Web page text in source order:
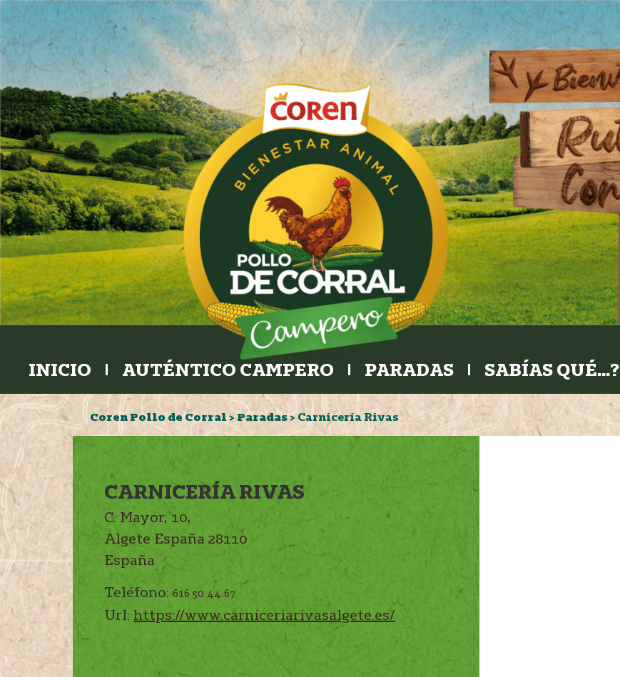
INICIO AUTÉNTICO CAMPERO PARADAS SABÍAS QUÉ…?
Coren Pollo de Corral >Paradas> Carnicería Rivas
CARNICERÍA RIVAS
C. Mayor, 10,
Algete España 28110
España
Teléfono: 616 50 44 67
Url: https://www.carniceriarivasalgete.es/